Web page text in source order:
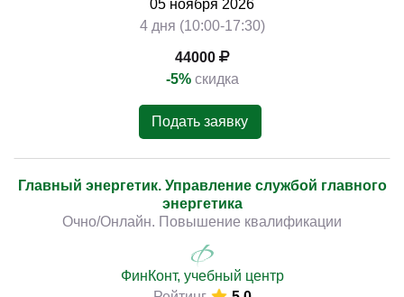
05 ноября 2026
4 дня (10:00-17:30)
44000
-5% скидка
Подать заявку
Главный энергетик. Управление службой главного
энергетика
Очно/Онлайн. Повышение квалификации
ФинКонт, учебный центр